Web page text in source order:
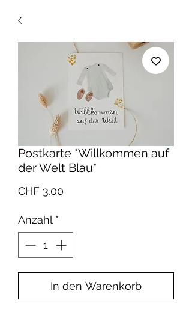
Postkarte *Willkommen auf
der Welt Blau*
CHF 3.00
Anzahl *
In den Warenkorb